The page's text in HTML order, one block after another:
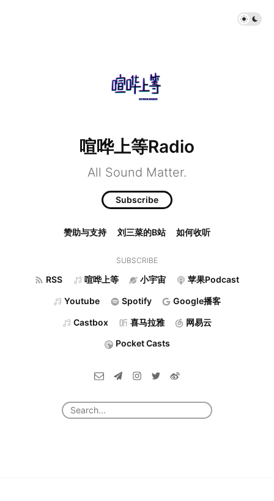
喧哗上等Radio
All Sound Matter.
Subscribe
赞助与支持 刘三菜的B站 如何收听
SUBSCRIBE
RSS 喧哗上等 小宇宙 苹果Podcast
Youtube Spotify Google播客
Castbox 喜马拉雅 网易云
Pocket Casts